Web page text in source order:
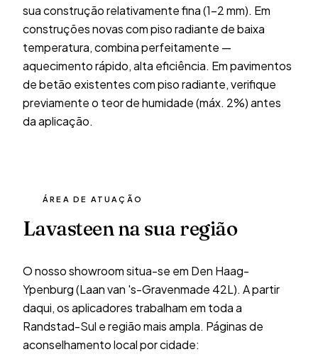
sua construção relativamente fina (1-2 mm). Em
construções novas com piso radiante de baixa
temperatura, combina perfeitamente —
aquecimento rápido, alta eficiência. Em pavimentos
de betão existentes com piso radiante, verifique
previamente o teor de humidade (máx. 2%) antes
da aplicação.
ÁREA DE ATUAÇÃO
Lavasteen na sua região
O nosso showroom situa-se em Den Haag-
Ypenburg (Laan van 's-Gravenmade 42L). A partir
daqui, os aplicadores trabalham em toda a
Randstad-Sul e região mais ampla. Páginas de
aconselhamento local por cidade: